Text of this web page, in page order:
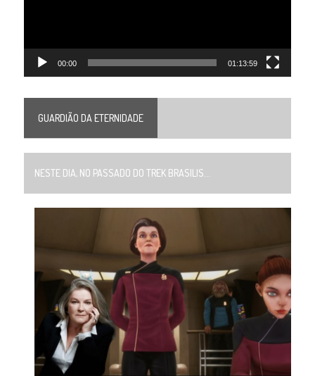
00:00 01:13:59
GUARDIÃO DA ETERNIDADE
NESTE DIA, NO PASSADO DO TREK BRASILIS...